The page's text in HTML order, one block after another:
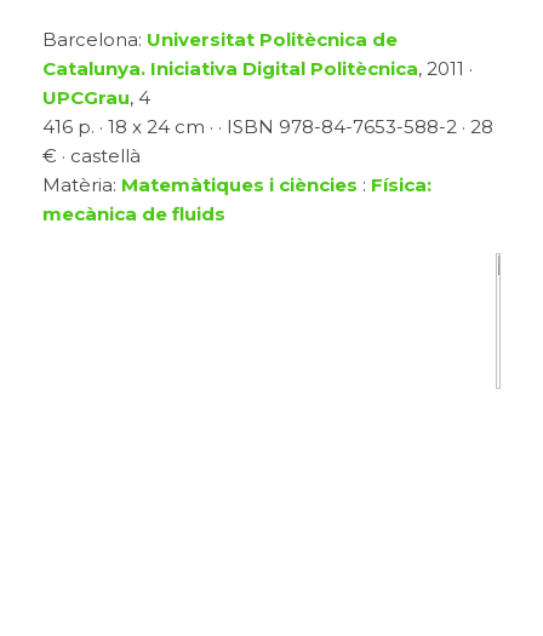
Barcelona: Universitat Politècnica de
Catalunya. Iniciativa Digital Politècnica, 2011 ·
UPCGrau, 4
416 p. · 18 x 24 cm · · ISBN 978-84-7653-588-2 · 28
€ · castellà
Matèria: Matemàtiques i ciències : Física:
mecànica de fluids